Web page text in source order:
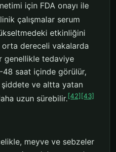
için FDA onayı ile
çalışmalar serum
etkinliğini
dereceli vakalarda
genellikle tedaviye
48 saat içinde görülür,
ve altta yatan
uzun sürebilir.[42][43]
meyve ve sebzeler